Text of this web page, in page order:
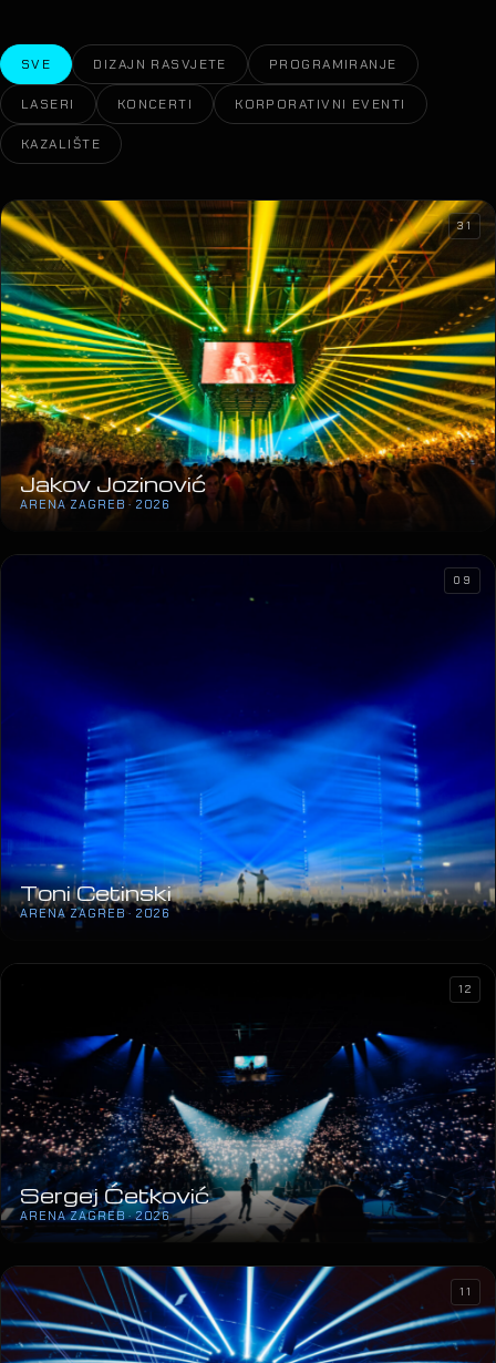
SVE DIZAJN RASVJETE PROGRAMIRANJE
LASERI KONCERTI KORPORATIVNI EVENTI
KAZALIŠTE
Jakov Jozinović
ARENA ZAGREB · 2026
31
Toni Cetinski
ARENA ZAGREB · 2026
09
Sergej Ćetković
ARENA ZAGREB · 2026
12
11